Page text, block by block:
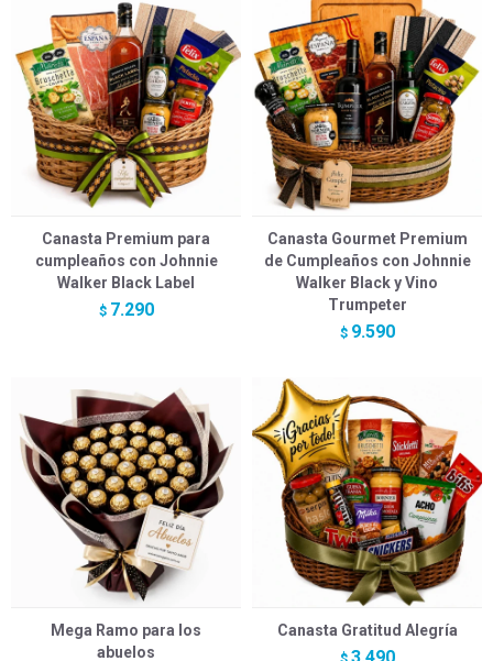
Canasta Premium para
cumpleaños con Johnnie
Walker Black Label
$ 7.290
Canasta Gourmet Premium
de Cumpleaños con Johnnie
Walker Black y Vino
Trumpeter
$ 9.590
Mega Ramo para los
abuelos
Canasta Gratitud Alegría